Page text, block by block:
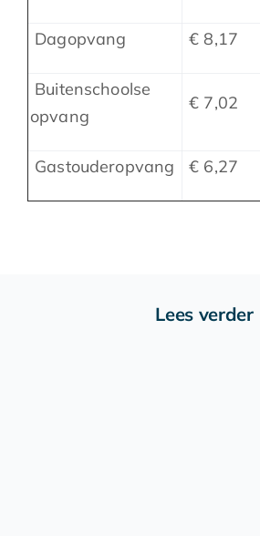
Dagopvang € 8,17
Buitenschoolse
opvang
€ 7,02
Gastouderopvang € 6,27
Lees verder